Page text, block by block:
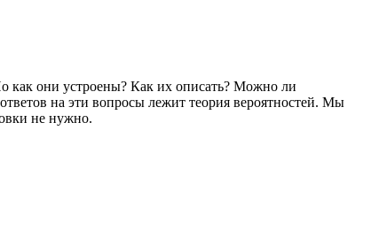
как они устроены? Как их описать? Можно ли
на эти вопросы лежит теория вероятностей. Мы
не нужно.